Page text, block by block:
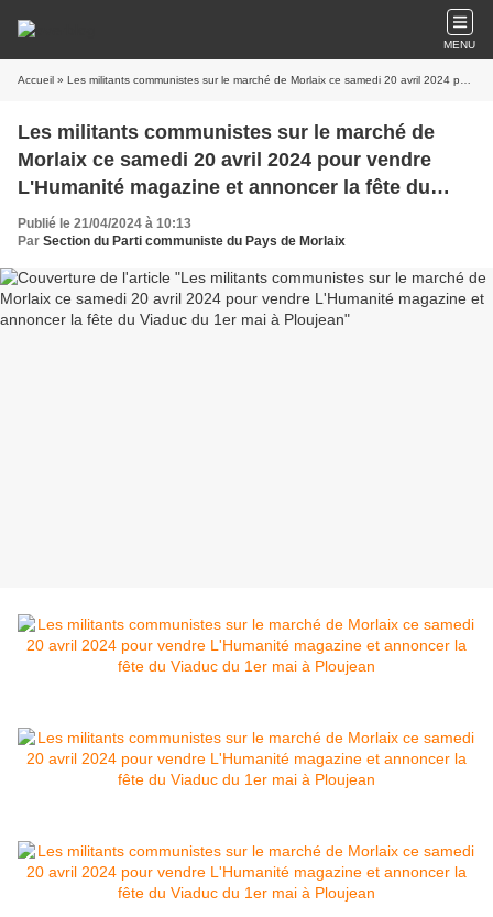
MENU
Accueil » Les militants communistes sur le marché de Morlaix ce samedi 20 avril 2024 pour vendre L'Humanité magazine et annoncer la fête du Viaduc du 1er mai à Ploujean
Les militants communistes sur le marché de
Morlaix ce samedi 20 avril 2024 pour vendre
L'Humanité magazine et annoncer la fête du
Viaduc du 1er mai à Ploujean
Publié le 21/04/2024 à 10:13
Par Section du Parti communiste du Pays de Morlaix